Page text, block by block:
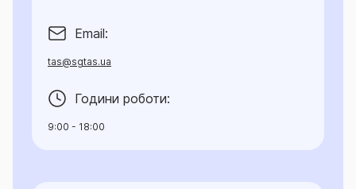
Email:
tas@sgtas.ua
Години роботи:
9:00 - 18:00